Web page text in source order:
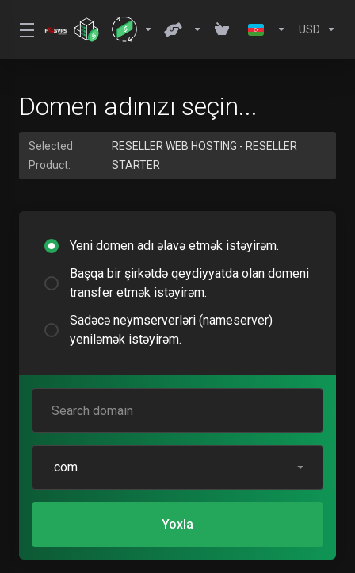
USD
Domen adınızı seçin...
Selected
Product:
RESELLER WEB HOSTING - RESELLER
STARTER
Yeni domen adı əlavə etmək istəyirəm.
Başqa bir şirkətdə qeydiyyatda olan domeni
transfer etmək istəyirəm.
Sadəcə neymserverləri (nameserver)
yeniləmək istəyirəm.
.com
Yoxla